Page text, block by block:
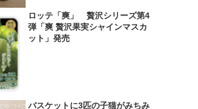
ロッテ「爽」 贅沢シリーズ第4
弾「爽 贅沢果実シャインマスカ
ット」発売
バスケットに3匹の子猫がみちみ